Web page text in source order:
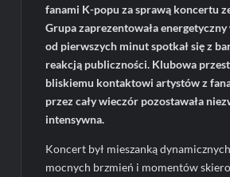
fanami K-popu za sprawą koncertu
Grupa zaprezentowała
od pierwszych minut spotkał się z
reakcją publiczności. Klubowa
bliskiemu kontaktowi artystów z
przez cały wieczór pozostawała
intensywna.
Koncert był mieszanką
mocnych brzmień i momentów